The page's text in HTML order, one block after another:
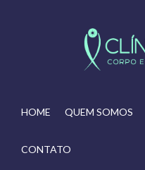
HOME QUEM SOMOS
CONTATO